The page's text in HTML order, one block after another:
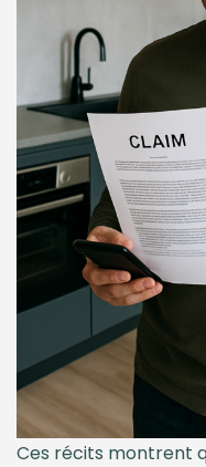
Ces récits montrent